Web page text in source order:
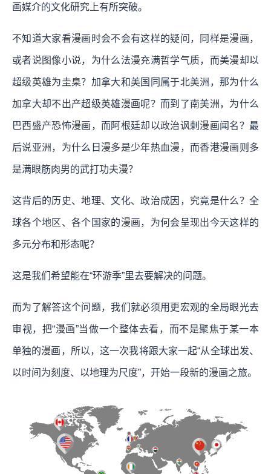
画媒介的文化研究上有所突破。
不知道大家看漫画时会不会有这样的疑问，同样是漫画，
或者说图像小说，为什么法漫充满哲学气质，而美漫却以
超级英雄为圭臬？加拿大和美国同属于北美洲，那为什么
加拿大却不出产超级英雄漫画呢？而到了南美洲，为什么
巴西盛产恐怖漫画，而阿根廷却以政治讽刺漫画闻名？最
后说亚洲，为什么日漫多是少年热血漫，而香港漫画则多
是满眼筋肉男的武打功夫漫？
这背后的历史、地理、文化、政治成因，究竟是什么？全
球各个地区、各个国家的漫画，为何会呈现出今天这样的
多元分布和形态呢？
这是我们希望能在“环游季”里去要解决的问题。
而为了解答这个问题，我们就必须用更宏观的全局眼光去
审视，把“漫画”当做一个整体去看，而不是聚焦于某一本
单独的漫画，所以，这一次我将跟大家一起“从全球出发、
以时间为刻度、以地理为尺度”，开始一段新的漫画之旅。